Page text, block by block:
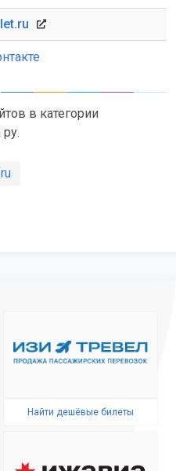
в категории
Найти дешёвые билеты